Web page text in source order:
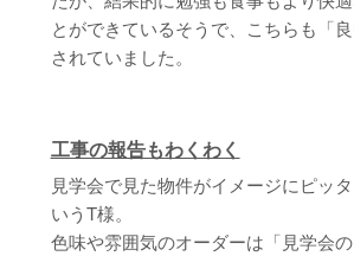
とができているそうで、こちらも「
されていました。
工事の報告もわくわく
見学会で見た物件がイメージにピッ
いうT様。
色味や雰囲気のオーダーは「見学会